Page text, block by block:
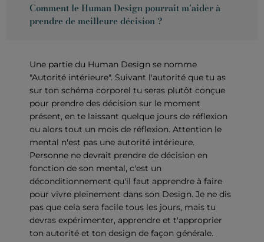
Comment le Human Design pourrait m'aider à
prendre de meilleure décision ?
Une partie du Human Design se nomme
"Autorité intérieure". Suivant l'autorité que tu as
sur ton schéma corporel tu seras plutôt conçue
pour prendre des décision sur le moment
présent, en te laissant quelque jours de réflexion
ou alors tout un mois de réflexion. Attention le
mental n'est pas une autorité intérieure.
Personne ne devrait prendre de décision en
fonction de son mental, c'est un
déconditionnement qu'il faut apprendre à faire
pour vivre pleinement dans son Design. Je ne dis
pas que cela sera facile tous les jours, mais tu
devras expérimenter, apprendre et t'approprier
ton autorité et ton design de façon générale.